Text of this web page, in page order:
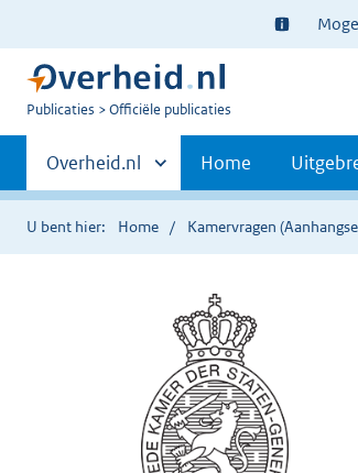
Ter
informatie:
U
Publicaties Officiële publicaties
Primaire
navigatie
Andere
sites
binnen
Overheid.nl Home
U bent hier: Home Kamervragen